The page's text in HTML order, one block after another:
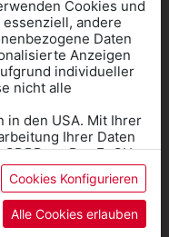
3413030SCHW
KLASSISCHER
LEDERGÜRTEL
€ 22,90
Cookies und
andere
Daten
Anzeigen
individueller
nicht alle
in den USA. Mit Ihrer
Ihrer Daten
zu. Der EuGH
Datenschutz
US-Behörden
überwachen.
Cookies Konfigurieren
Alle Cookies erlauben
Sie
in der
auswählen.
Termin buchen